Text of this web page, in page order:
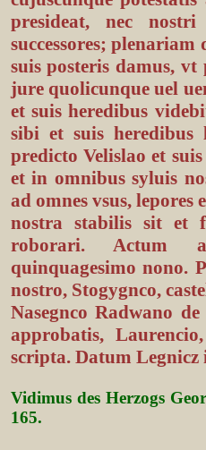
presideat, nec
successores;
suis posteris damus, vt
jure quolicunque uel
et suis heredibus
sibi et suis heredibus
predicto Velislao et
et in omnibus syluis
ad omnes vsus,
nostra stabilis sit et
roborari. Actum
quinquagesimo nono.
nostro, Stogygnco,
Nasegnco Radwano
approbatis,
scripta. Datum
Vidimus des Herzogs
165.